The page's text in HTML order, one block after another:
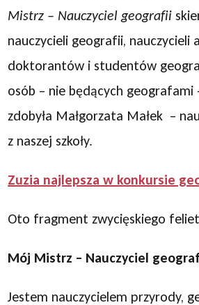
Mistrz – Nauczyciel geografii
nauczycieli geografii, nauczycieli
doktorantów i studentów
osób – nie będących geografami
zdobyła Małgorzata Małek –
z naszej szkoły.
Zuzia najlepsza w konkursie
Oto fragment zwycięskiego
Mój Mistrz – Nauczyciel
Jestem nauczycielem przyrody,